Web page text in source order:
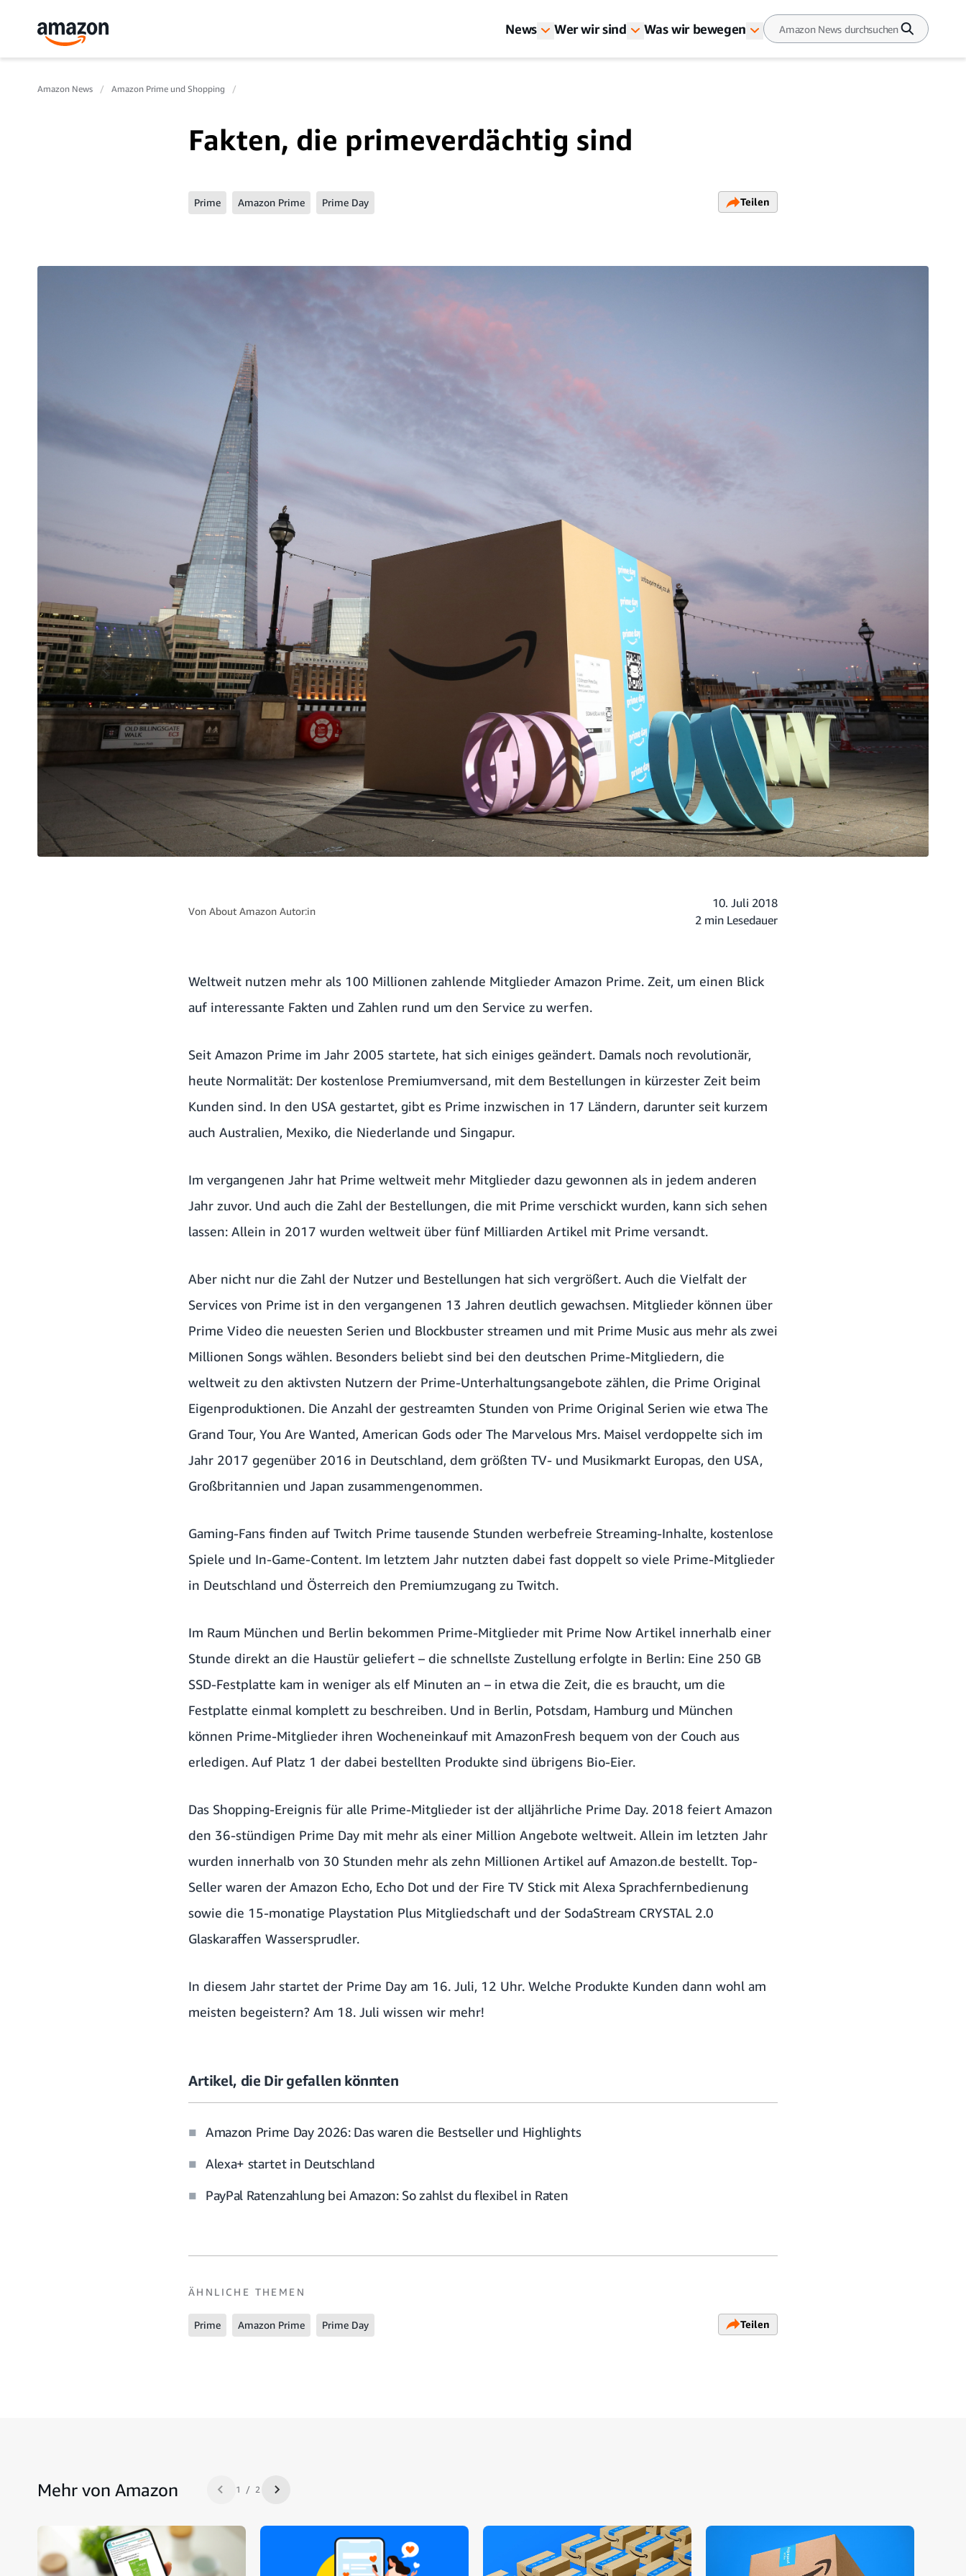
News Wer wir sind Was wir bewegen
Amazon News Amazon Prime und Shopping
Fakten, die primeverdächtig sind
Prime Amazon Prime Prime Day Teilen
Von About Amazon Autor:in
10. Juli 2018
2 min Lesedauer
Weltweit nutzen mehr als 100 Millionen zahlende Mitglieder Amazon Prime. Zeit, um einen Blick
auf interessante Fakten und Zahlen rund um den Service zu werfen.
Seit Amazon Prime im Jahr 2005 startete, hat sich einiges geändert. Damals noch revolutionär,
heute Normalität: Der kostenlose Premiumversand, mit dem Bestellungen in kürzester Zeit beim
Kunden sind. In den USA gestartet, gibt es Prime inzwischen in 17 Ländern, darunter seit kurzem
auch Australien, Mexiko, die Niederlande und Singapur.
Im vergangenen Jahr hat Prime weltweit mehr Mitglieder dazu gewonnen als in jedem anderen
Jahr zuvor. Und auch die Zahl der Bestellungen, die mit Prime verschickt wurden, kann sich sehen
lassen: Allein in 2017 wurden weltweit über fünf Milliarden Artikel mit Prime versandt.
Aber nicht nur die Zahl der Nutzer und Bestellungen hat sich vergrößert. Auch die Vielfalt der
Services von Prime ist in den vergangenen 13 Jahren deutlich gewachsen. Mitglieder können über
Prime Video die neuesten Serien und Blockbuster streamen und mit Prime Music aus mehr als zwei
Millionen Songs wählen. Besonders beliebt sind bei den deutschen Prime-Mitgliedern, die
weltweit zu den aktivsten Nutzern der Prime-Unterhaltungsangebote zählen, die Prime Original
Eigenproduktionen. Die Anzahl der gestreamten Stunden von Prime Original Serien wie etwa The
Grand Tour, You Are Wanted, American Gods oder The Marvelous Mrs. Maisel verdoppelte sich im
Jahr 2017 gegenüber 2016 in Deutschland, dem größten TV- und Musikmarkt Europas, den USA,
Großbritannien und Japan zusammengenommen.
Gaming-Fans finden auf Twitch Prime tausende Stunden werbefreie Streaming-Inhalte, kostenlose
Spiele und In-Game-Content. Im letztem Jahr nutzten dabei fast doppelt so viele Prime-Mitglieder
in Deutschland und Österreich den Premiumzugang zu Twitch.
Im Raum München und Berlin bekommen Prime-Mitglieder mit Prime Now Artikel innerhalb einer
Stunde direkt an die Haustür geliefert – die schnellste Zustellung erfolgte in Berlin: Eine 250 GB
SSD-Festplatte kam in weniger als elf Minuten an – in etwa die Zeit, die es braucht, um die
Festplatte einmal komplett zu beschreiben. Und in Berlin, Potsdam, Hamburg und München
können Prime-Mitglieder ihren Wocheneinkauf mit AmazonFresh bequem von der Couch aus
erledigen. Auf Platz 1 der dabei bestellten Produkte sind übrigens Bio-Eier.
Das Shopping-Ereignis für alle Prime-Mitglieder ist der alljährliche Prime Day. 2018 feiert Amazon
den 36-stündigen Prime Day mit mehr als einer Million Angebote weltweit. Allein im letzten Jahr
wurden innerhalb von 30 Stunden mehr als zehn Millionen Artikel auf Amazon.de bestellt. Top-
Seller waren der Amazon Echo, Echo Dot und der Fire TV Stick mit Alexa Sprachfernbedienung
sowie die 15-monatige Playstation Plus Mitgliedschaft und der SodaStream CRYSTAL 2.0
Glaskaraffen Wassersprudler.
In diesem Jahr startet der Prime Day am 16. Juli, 12 Uhr. Welche Produkte Kunden dann wohl am
meisten begeistern? Am 18. Juli wissen wir mehr!
Artikel, die Dir gefallen könnten
Amazon Prime Day 2026: Das waren die Bestseller und Highlights
Alexa+ startet in Deutschland
PayPal Ratenzahlung bei Amazon: So zahlst du flexibel in Raten
ÄHNLICHE THEMEN
Prime Amazon Prime Prime Day Teilen
Mehr von Amazon Zurück 1 / 2 Nächste